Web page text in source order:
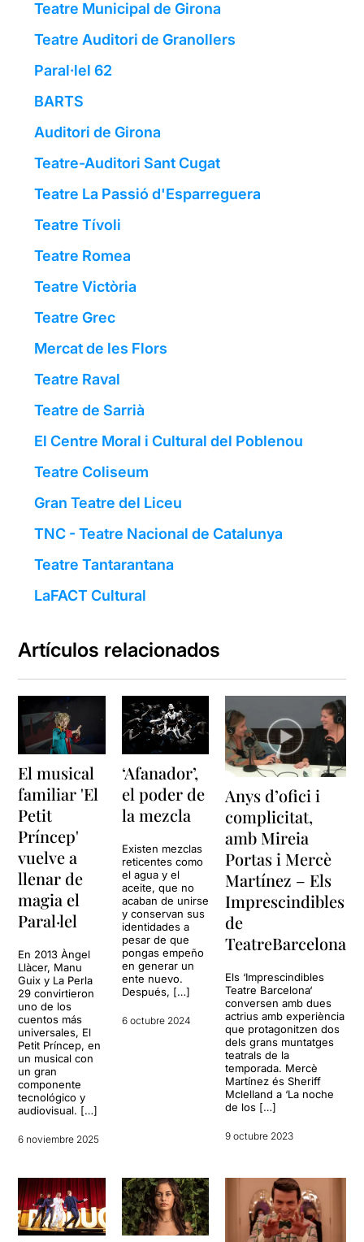
Teatre Municipal de Girona
Teatre Auditori de Granollers
Paral·lel 62
BARTS
Auditori de Girona
Teatre-Auditori Sant Cugat
Teatre La Passió d'Esparreguera
Teatre Tívoli
Teatre Romea
Teatre Victòria
Teatre Grec
Mercat de les Flors
Teatre Raval
Teatre de Sarrià
El Centre Moral i Cultural del Poblenou
Teatre Coliseum
Gran Teatre del Liceu
TNC - Teatre Nacional de Catalunya
Teatre Tantarantana
LaFACT Cultural
Artículos relacionados
El musical
familiar 'El
Petit
Príncep'
vuelve a
llenar de
magia el
Paral·lel
En 2013 Àngel
Llàcer, Manu
Guix y La Perla
29 convirtieron
uno de los
cuentos más
universales, El
Petit Príncep, en
un musical con
un gran
componente
tecnológico y
audiovisual. […]
6 noviembre 2025
‘Afanador’,
el poder de
la mezcla
Existen mezclas
reticentes como
el agua y el
aceite, que no
acaban de unirse
y conservan sus
identidades a
pesar de que
pongas empeño
en generar un
ente nuevo.
Después, […]
6 octubre 2024
Anys d’ofici i
complicitat,
amb Mireia
Portas i Mercè
Martínez – Els
Imprescindibles
de
TeatreBarcelona
Els ‘Imprescindibles
Teatre Barcelona‘
conversen amb dues
actrius amb experiència
que protagonitzen dos
dels grans muntatges
teatrals de la
temporada. Mercè
Martínez és Sheriff
Mclelland a ‘La noche
de los […]
9 octubre 2023